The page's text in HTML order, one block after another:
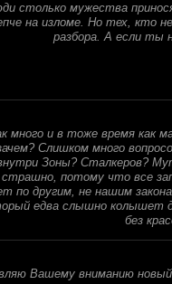
столько мужества
на изломе. Но тех, кто
разбора. А если ты
много и в тоже время как
Слишком много
Зоны? Сталкеров?
страшно, потому что все
по другим, не нашим
едва слышно колышет
без
Вашему вниманию